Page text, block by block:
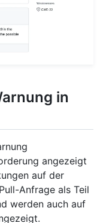
in
angezeigt
auf der
Anfrage als Teil
werden auch auf